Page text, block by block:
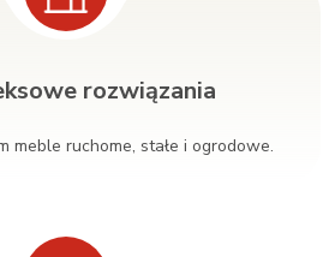
rozwiązania
meble ruchome, stałe i ogrodowe.